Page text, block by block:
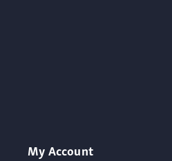
My Account